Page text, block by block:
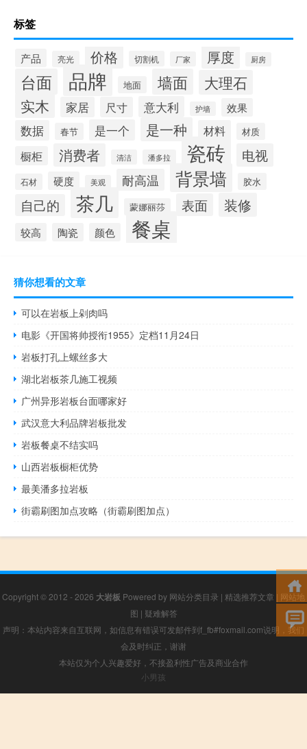
安徽岩板墙面选哪家
标签
产品 亮光 价格 切割机 厂家 厚度 厨房
台面 品牌 地面 墙面
大理石
实木
家居 尺寸 意大利 护墙 效果
数据 春节 是一个 是一种 材料 材质
橱柜 消费者 清洁 潘多拉 瓷砖 电视
石材 硬度 美观 耐高温 背景墙 胶水
自己的 茶几 蒙娜丽莎 表面 装修
较高 陶瓷 颜色 餐桌
猜你想看的文章
可以在岩板上剁肉吗
电影《开国将帅授衔1955》定档11月24日
岩板打孔上螺丝多大
湖北岩板茶几施工视频
广州异形岩板台面哪家好
武汉意大利品牌岩板批发
岩板餐桌不结实吗
山西岩板橱柜优势
最美潘多拉岩板
街霸刷图加点攻略（街霸刷图加点）
Copyright © 2012 - 2026 大岩板 Powered by 网站分类目录 | 精选推荐文章 | 网站地
图 | 疑难解答
声明：本站内容来自互联网，如信息有错误可发邮件到f_fb#foxmail.com说明，我们
会及时纠正，谢谢
本站仅为个人兴趣爱好，不接盈利性广告及商业合作
小男孩